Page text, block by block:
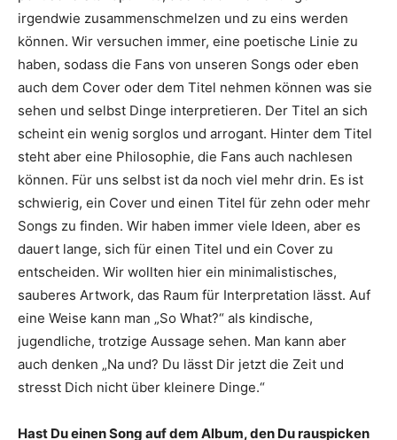
irgendwie zusammenschmelzen und zu eins werden
können. Wir versuchen immer, eine poetische Linie zu
haben, sodass die Fans von unseren Songs oder eben
auch dem Cover oder dem Titel nehmen können was sie
sehen und selbst Dinge interpretieren. Der Titel an sich
scheint ein wenig sorglos und arrogant. Hinter dem Titel
steht aber eine Philosophie, die Fans auch nachlesen
können. Für uns selbst ist da noch viel mehr drin. Es ist
schwierig, ein Cover und einen Titel für zehn oder mehr
Songs zu finden. Wir haben immer viele Ideen, aber es
dauert lange, sich für einen Titel und ein Cover zu
entscheiden. Wir wollten hier ein minimalistisches,
sauberes Artwork, das Raum für Interpretation lässt. Auf
eine Weise kann man „So What?“ als kindische,
jugendliche, trotzige Aussage sehen. Man kann aber
auch denken „Na und? Du lässt Dir jetzt die Zeit und
stresst Dich nicht über kleinere Dinge.“
Hast Du einen Song auf dem Album, den Du rauspicken